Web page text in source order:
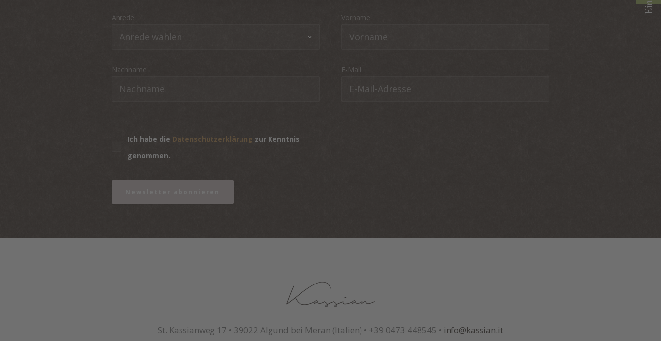
Anrede Vorname
Nachname E-Mail
Ich habe die Datenschutzerklärung zur Kenntnis
genommen.
St. Kassianweg 17 • 39022 Algund bei Meran (Italien) • +39 0473 448545 • info@kassian.it